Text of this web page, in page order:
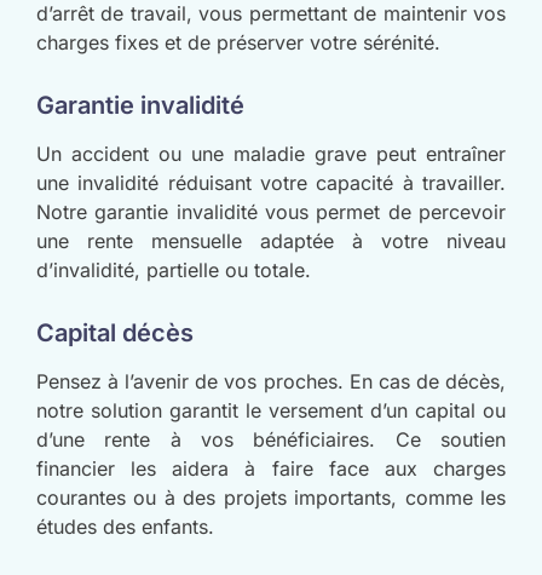
d’arrêt de travail, vous permettant de maintenir vos
charges fixes et de préserver votre sérénité.
Garantie invalidité
Un accident ou une maladie grave peut entraîner
une invalidité réduisant votre capacité à travailler.
Notre garantie invalidité vous permet de percevoir
une rente mensuelle adaptée à votre niveau
d’invalidité, partielle ou totale.
Capital décès
Pensez à l’avenir de vos proches. En cas de décès,
notre solution garantit le versement d’un capital ou
d’une rente à vos bénéficiaires. Ce soutien
financier les aidera à faire face aux charges
courantes ou à des projets importants, comme les
études des enfants.